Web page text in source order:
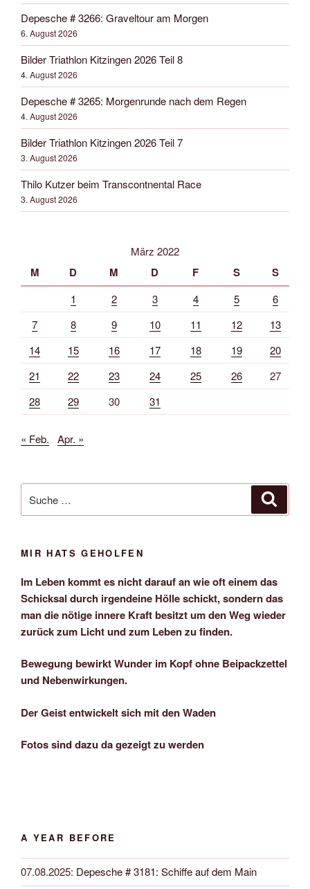
Depesche # 3266: Graveltour am Morgen
6. August 2026
Bilder Triathlon Kitzingen 2026 Teil 8
4. August 2026
Depesche # 3265: Morgenrunde nach dem Regen
4. August 2026
Bilder Triathlon Kitzingen 2026 Teil 7
3. August 2026
Thilo Kutzer beim Transcontnental Race
3. August 2026
März 2022
M D M D F S S
1 2 3 4 5
6
7
8 9 10 11 12
13
14
15 16 17 18 19
20
21
22 23 24 25 26
27
28
29 30 31
« Feb. Apr. »
nach:
MIR HATS GEHOLFEN
Im Leben kommt es nicht darauf an wie oft einem das
Schicksal durch irgendeine Hölle schickt, sondern das
man die nötige innere Kraft besitzt um den Weg wieder
zurück zum Licht und zum Leben zu finden.
Bewegung bewirkt Wunder im Kopf ohne Beipackzettel
und Nebenwirkungen.
Der Geist entwickelt sich mit den Waden
Fotos sind dazu da gezeigt zu werden
A YEAR BEFORE
07.08.2025: Depesche # 3181: Schiffe auf dem Main